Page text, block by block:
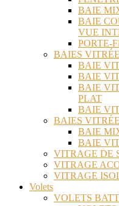
BAIE
BAIE
VUE
PORTE-
BAIES
BAIE
BAIE
BAIE
PLAT
BAIE
BAIES
BAIE
BAIE
VITRAGE DE
VITRAGE
VITRAGE
Volets
VOLETS